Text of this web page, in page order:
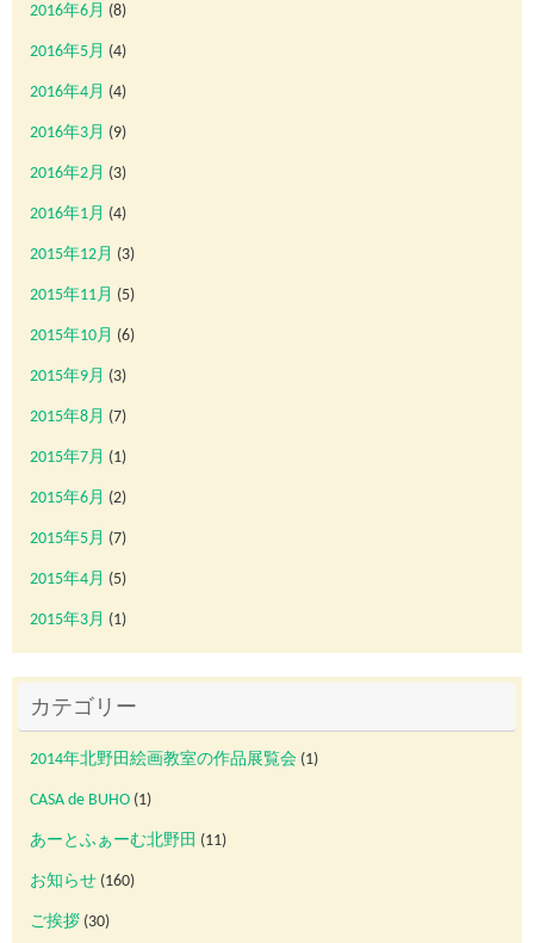
2016年6月 (8)
2016年5月 (4)
2016年4月 (4)
2016年3月 (9)
2016年2月 (3)
2016年1月 (4)
2015年12月 (3)
2015年11月 (5)
2015年10月 (6)
2015年9月 (3)
2015年8月 (7)
2015年7月 (1)
2015年6月 (2)
2015年5月 (7)
2015年4月 (5)
2015年3月 (1)
カテゴリー
2014年北野田絵画教室の作品展覧会 (1)
CASA de BUHO (1)
あーとふぁーむ北野田 (11)
お知らせ (160)
ご挨拶 (30)